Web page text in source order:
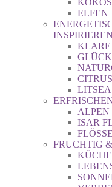
ELFEN
ALPEN
ISAR
FRUCHTIG